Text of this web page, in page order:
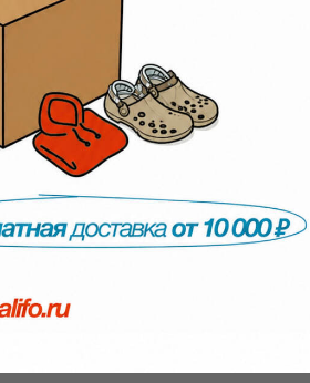
в транспортную и пришлем вам трек-номер,
удобный способ и уточнить сроки
и ярлыки должны быть сохранены.